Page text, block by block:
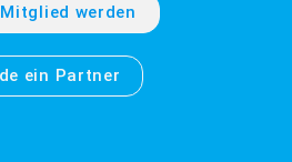
werden
ein Partner